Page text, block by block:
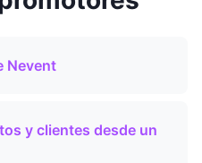
Nevent
y clientes desde un